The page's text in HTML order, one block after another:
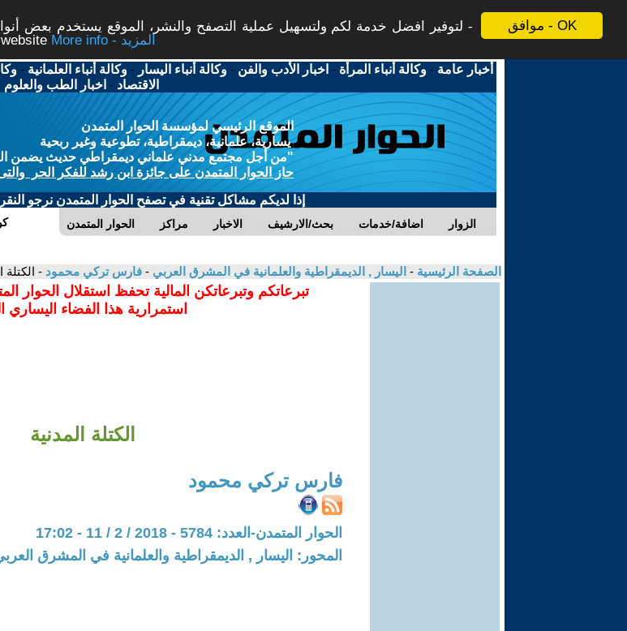
موافق - OK
لتوفير افضل خدمة لكم ولتسهيل عملية التصفح والنشر، الموقع يستخدم بعض
More info - المزيد
أخبار عامة -وكالة أنباء المرأة - اخبار الأدب والفن -وكالة أنباء اليسار -وكالة أنباء العلمانية -
الاقتصاد - اخبار الطب والعلوم
الموقع الرئيسي لمؤسسة الحوار المتمدن
يسارية، علمانية، ديمقراطية، تطوعية وغير ربحية
"من أجل مجتمع مدني علماني ديمقراطي حديث يضمن
حاز الحوار المتمدن على جائزة ابن رشد للفكر الحر والتى
إذا لديكم مشاكل تقنية في تصفح الحوار المتمدن نرجو
الحوار المتمدن مراكز الاخبار بحث/الارشيف اضافة/خدمات الزوار
الصفحة الرئيسية - اليسار , الديمقراطية والعلمانية في المشرق العربي - فارس تركي محمود - الكتلة
تبرعاتكم وتبرعاتكن المالية تحفظ استقلال الحوار
استمرارية هذا الفضاء اليساري
الكتلة المدنية
فارس تركي محمود
الحوار المتمدن-العدد: 5784 - 2018 / 2 / 11 - 17:02
المحور: اليسار , الديمقراطية والعلمانية في المشرق